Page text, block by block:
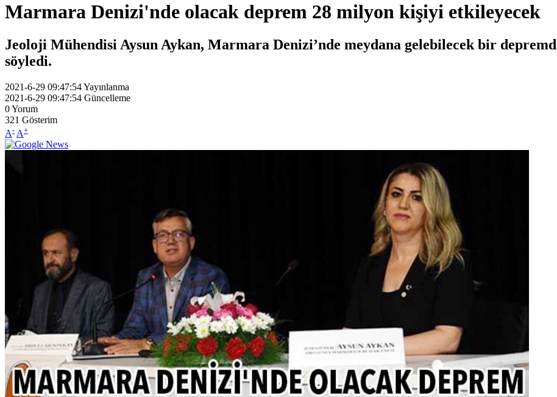
Marmara Denizi'nde olacak deprem 28 milyon kişiyi etkileyecek
Jeoloji Mühendisi Aysun Aykan, Marmara Denizi’nde meydana gelebilecek bir
söyledi.
2021-6-29 09:47:54Yayınlanma
2021-6-29 09:47:54 Güncelleme
0Yorum
321 Gösterim
A- A+